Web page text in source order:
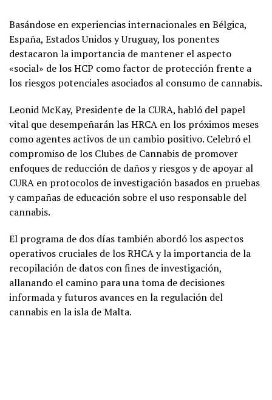
Basándose en experiencias internacionales en Bélgica,
España, Estados Unidos y Uruguay, los ponentes
destacaron la importancia de mantener el aspecto
«social» de los HCP como factor de protección frente a
los riesgos potenciales asociados al consumo de cannabis.
Leonid McKay, Presidente de la CURA, habló del papel
vital que desempeñarán las HRCA en los próximos meses
como agentes activos de un cambio positivo. Celebró el
compromiso de los Clubes de Cannabis de promover
enfoques de reducción de daños y riesgos y de apoyar al
CURA en protocolos de investigación basados en pruebas
y campañas de educación sobre el uso responsable del
cannabis.
El programa de dos días también abordó los aspectos
operativos cruciales de los RHCA y la importancia de la
recopilación de datos con fines de investigación,
allanando el camino para una toma de decisiones
informada y futuros avances en la regulación del
cannabis en la isla de Malta.